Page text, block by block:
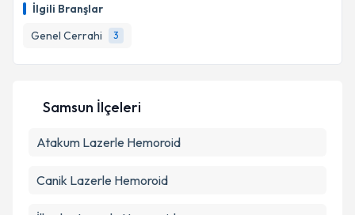
İlgili Branşlar
Genel Cerrahi
3
Samsun İlçeleri
Atakum Lazerle Hemoroid
Canik Lazerle Hemoroid